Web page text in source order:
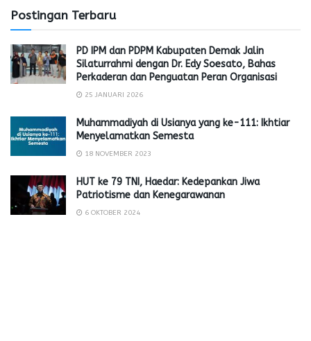
Postingan Terbaru
PD IPM dan PDPM Kabupaten Demak Jalin
Silaturrahmi dengan Dr. Edy Soesato, Bahas
Perkaderan dan Penguatan Peran Organisasi
25 JANUARI 2026
Muhammadiyah di Usianya yang ke-111: Ikhtiar
Menyelamatkan Semesta
18 NOVEMBER 2023
HUT ke 79 TNI, Haedar: Kedepankan Jiwa
Patriotisme dan Kenegarawanan
6 OKTOBER 2024